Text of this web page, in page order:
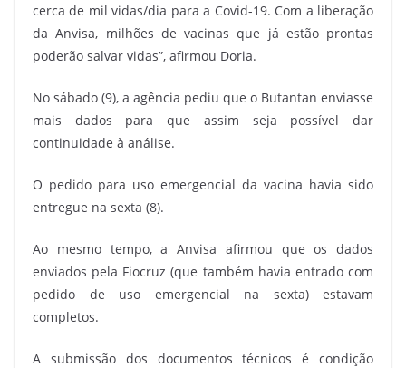
cerca de mil vidas/dia para a Covid-19. Com a liberação
da Anvisa, milhões de vacinas que já estão prontas
poderão salvar vidas”, afirmou Doria.
No sábado (9), a agência pediu que o Butantan enviasse
mais dados para que assim seja possível dar
continuidade à análise.
O pedido para uso emergencial da vacina havia sido
entregue na sexta (8).
Ao mesmo tempo, a Anvisa afirmou que os dados
enviados pela Fiocruz (que também havia entrado com
pedido de uso emergencial na sexta) estavam
completos.
A submissão dos documentos técnicos é condição